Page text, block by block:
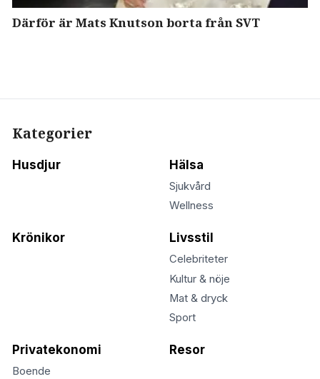
Därför är Mats Knutson borta från SVT
Kategorier
Husdjur Hälsa
Sjukvård
Wellness
Krönikor Livsstil
Celebriteter
Kultur & nöje
Mat & dryck
Sport
Privatekonomi
Boende
Resor